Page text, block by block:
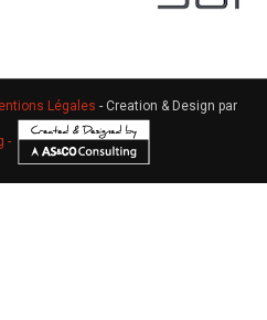
Légales - Creation & Design par
-